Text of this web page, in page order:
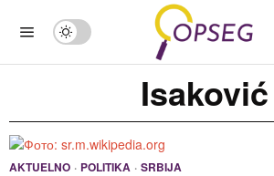
Isaković
AKTUELNO · POLITIKA · SRBIJA